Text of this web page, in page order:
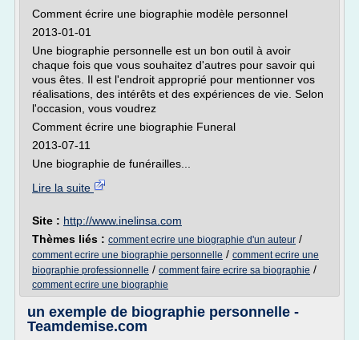
Comment écrire une biographie modèle personnel
2013-01-01
Une biographie personnelle est un bon outil à avoir
chaque fois que vous souhaitez d'autres pour savoir qui
vous êtes. Il est l'endroit approprié pour mentionner vos
réalisations, des intérêts et des expériences de vie. Selon
l'occasion, vous voudrez
Comment écrire une biographie Funeral
2013-07-11
Une biographie de funérailles...
Lire la suite
Site : http://www.inelinsa.com
Thèmes liés : comment ecrire une biographie d'un auteur /
comment ecrire une biographie personnelle / comment ecrire une
biographie professionnelle / comment faire ecrire sa biographie /
comment ecrire une biographie
un exemple de biographie personnelle -
Teamdemise.com